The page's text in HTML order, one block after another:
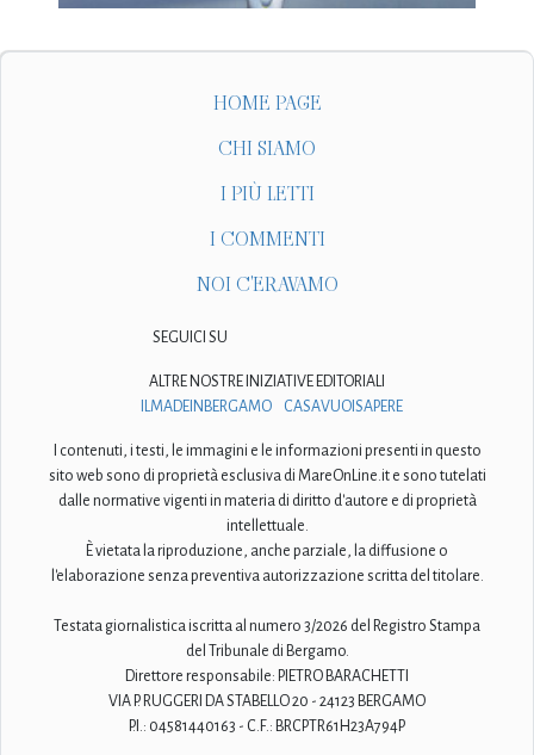
HOME PAGE
CHI SIAMO
I PIÙ LETTI
I COMMENTI
NOI C'ERAVAMO
SEGUICI SU
ALTRE NOSTRE INIZIATIVE EDITORIALI
ILMADEINBERGAMO
CASAVUOISAPERE
I contenuti, i testi, le immagini e le informazioni presenti in questo
sito web sono di proprietà esclusiva di MareOnLine.it e sono tutelati
dalle normative vigenti in materia di diritto d'autore e di proprietà
intellettuale.
È vietata la riproduzione, anche parziale, la diffusione o
l'elaborazione senza preventiva autorizzazione scritta del titolare.
Testata giornalistica iscritta al numero 3/2026 del Registro Stampa
del Tribunale di Bergamo.
Direttore responsabile: PIETRO BARACHETTI
VIA P. RUGGERI DA STABELLO 20 - 24123 BERGAMO
P.I.: 04581440163 - C.F.: BRCPTR61H23A794P